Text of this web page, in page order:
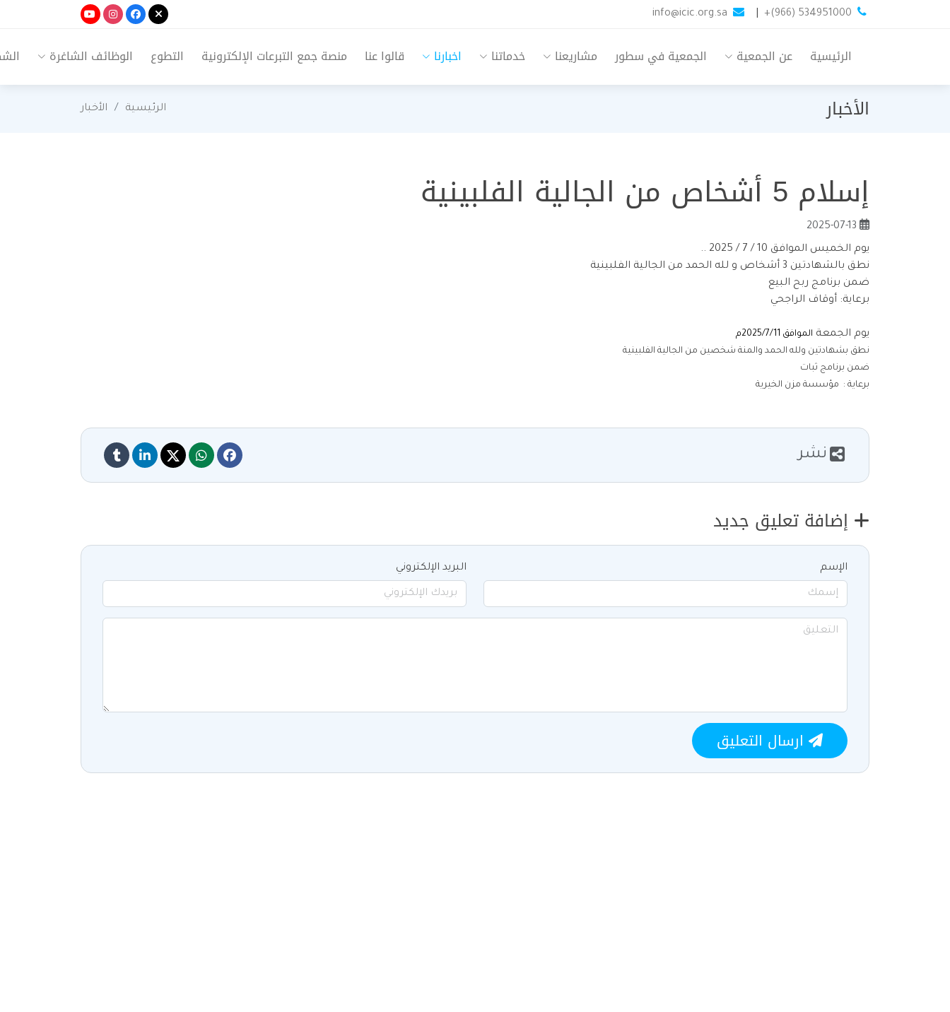
+(966) 534951000
info@icic.org.sa
الرئيسية عن الجمعية الجمعية في سطور مشاريعنا خدماتنا اخبارنا قالوا عنا منصة جمع التبرعات الإلكترونية التطوع الوظائف الشاغرة
الأخبار الرئيسية الأخبار
إسلام 5 أشخاص من الجالية الفلبينية
يوم الخميس الموافق 10 / 7 / 2025 ..
نطق بالشهادتين 3 أشخاص و لله الحمد من الجالية الفلبينية
ضمن برنامج ربح البيع
برعاية: أوقاف الراجحي
يوم الجمعة الموافق 2025/7/11م
نطق بشهادتين ولله الحمد والمنة شخصين من الجالية الفلبينية
ضمن برنامج ثبات
برعاية : مؤسسة مزن الخيرية
نشر
إضافة تعليق جديد
الإسم البريد الإلكتروني
ارسال التعليق